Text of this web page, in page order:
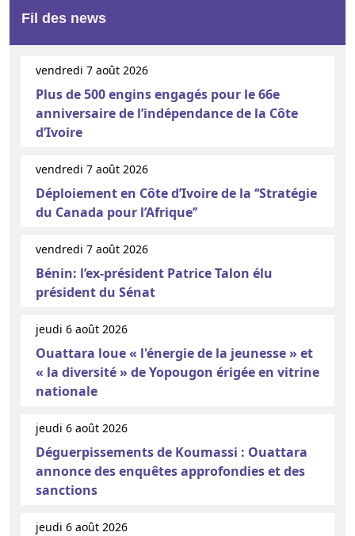
Fil des news
vendredi 7 août 2026
Plus de 500 engins engagés pour le 66e
anniversaire de l’indépendance de la Côte
d’Ivoire
vendredi 7 août 2026
Déploiement en Côte d’Ivoire de la ‘‘Stratégie
du Canada pour l’Afrique’’
vendredi 7 août 2026
Bénin: l’ex-président Patrice Talon élu
président du Sénat
jeudi 6 août 2026
Ouattara loue « l'énergie de la jeunesse » et
« la diversité » de Yopougon érigée en vitrine
nationale
jeudi 6 août 2026
Déguerpissements de Koumassi : Ouattara
annonce des enquêtes approfondies et des
sanctions
jeudi 6 août 2026